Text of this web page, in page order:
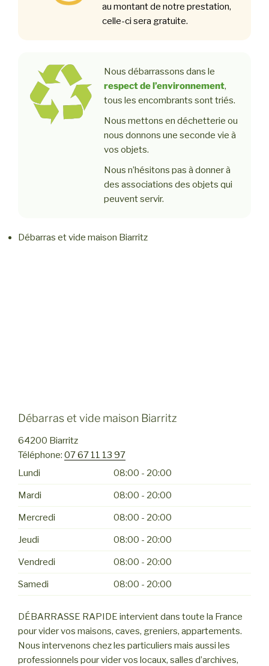
au montant de notre prestation,
celle-ci sera gratuite.
Nous débarrassons dans le
respect de l’environnement,
tous les encombrants sont triés.
Nous mettons en déchetterie ou
nous donnons une seconde vie à
vos objets.
Nous n’hésitons pas à donner à
des associations des objets qui
peuvent servir.
Débarras et vide maison Biarritz
Débarras et vide maison Biarritz
64200 Biarritz
Téléphone: 07 67 11 13 97
Lundi
08:00 - 20:00
Mardi 08:00 - 20:00
Mercredi 08:00 - 20:00
Jeudi 08:00 - 20:00
Vendredi 08:00 - 20:00
Samedi 08:00 - 20:00
DÉBARRASSE RAPIDE intervient dans toute la France
pour vider vos maisons, caves, greniers, appartements.
Nous intervenons chez les particuliers mais aussi les
professionnels pour vider vos locaux, salles d’archives,